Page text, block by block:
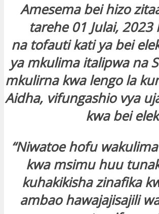
Amesema bei hizo
tarehe 01 Julai,
na tofauti kati ya bei
ya mkulima italipwa na
mkulirna kwa lengo la
Aidha, vifungashio vya
kwa bei
“Niwatoe hofu
kwa msimu huu
kuhakikisha zinafika
ambao hawajajisajili